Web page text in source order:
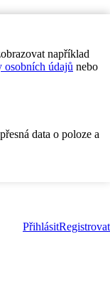
například
osobních údajů nebo
data o poloze a
PřihlásitRegistrovat